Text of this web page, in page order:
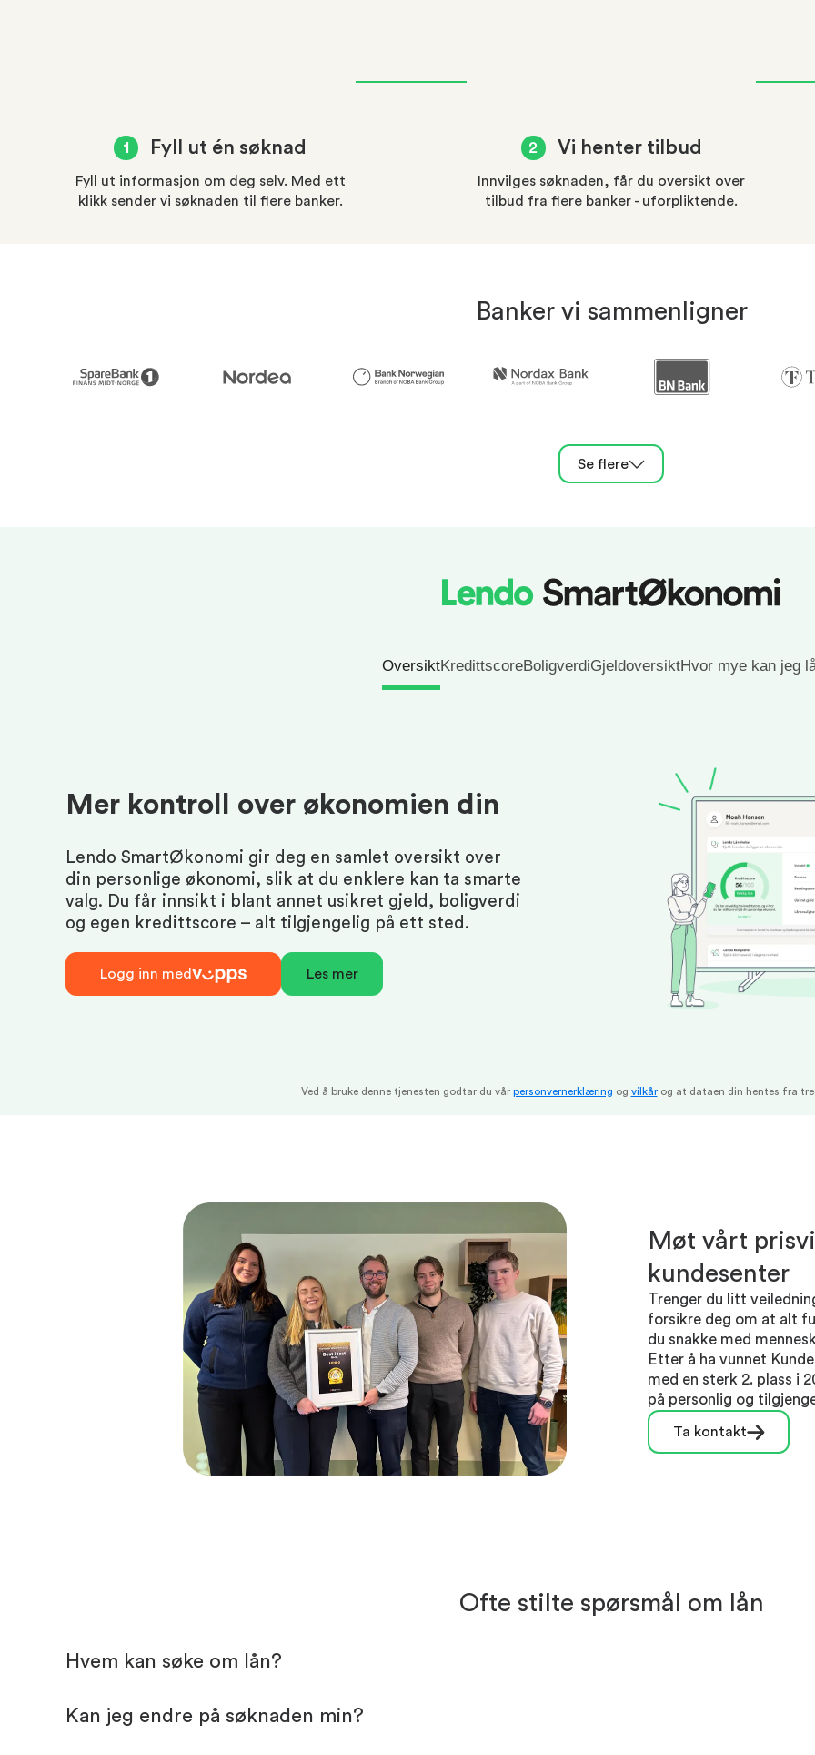
1 Fyll ut én søknad
Fyll ut informasjon om deg selv. Med ett
klikk sender vi søknaden til flere banker.
2 Vi henter tilbud
Innvilges søknaden, får du oversikt over
tilbud fra flere banker - uforpliktende.
Banker vi sammenligner
Se flere
OversiktKredittscoreBoligverdiGjeldoversiktHvor mye kan jeg
Mer kontroll over økonomien din
Lendo SmartØkonomi gir deg en samlet oversikt over
din personlige økonomi, slik at du enklere kan ta smarte
valg. Du får innsikt i blant annet usikret gjeld, boligverdi
og egen kredittscore – alt tilgjengelig på ett sted.
Logg inn med Les mer
Ved å bruke denne tjenesten godtar du vår personvernerklæring og vilkårog at dataen din hentes fra
Møt vårt
kundesenter
Trenger du litt
forsikre deg om at alt
du snakke med
Etter å ha vunnet
med en sterk 2. plass i
på personlig og
Ta kontakt
Ofte stilte spørsmål om lån
Hvem kan søke om lån?
Kan jeg endre på søknaden min?